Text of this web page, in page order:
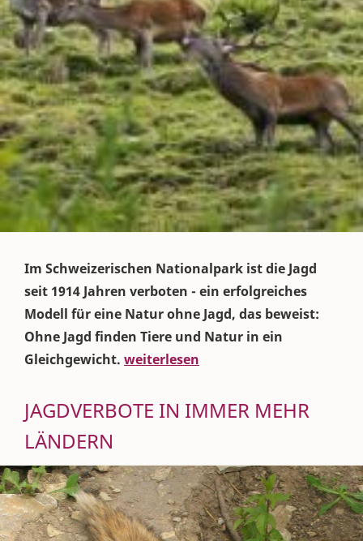
Im Schweizerischen Nationalpark ist die Jagd
seit 1914 Jahren verboten - ein erfolgreiches
Modell für eine Natur ohne Jagd, das beweist:
Ohne Jagd finden Tiere und Natur in ein
Gleichgewicht. weiterlesen
JAGDVERBOTE IN IMMER MEHR
LÄNDERN